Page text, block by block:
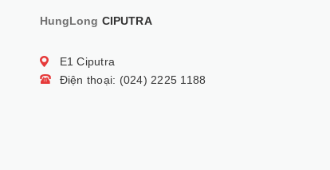
HungLong CIPUTRA
E1 Ciputra
Điện thoại: (024) 2225 1188